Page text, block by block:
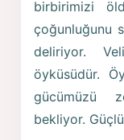
birbirimizi
çoğunluğunu
deliriyor.
öyküsüdür.
gücümüzü
bekliyor.